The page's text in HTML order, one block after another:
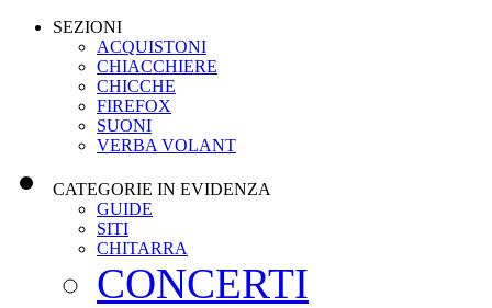
SEZIONI
ACQUISTONI
CHIACCHIERE
CHICCHE
FIREFOX
SUONI
VERBA VOLANT
CATEGORIE IN EVIDENZA
GUIDE
SITI
CHITARRA
CONCERTI